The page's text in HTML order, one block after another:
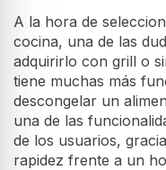
A la hora de
cocina, una de las
adquirirlo con grill o
tiene muchas más
descongelar un
una de las
de los usuarios,
rapidez frente a un